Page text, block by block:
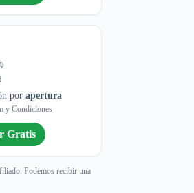
porapertura
y Condiciones
Gratis
Podemos recibir una